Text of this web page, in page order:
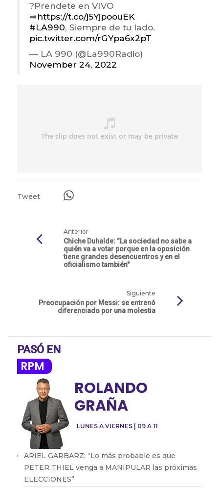
?Prendete en VIVO
➡️https://t.co/j5YjpoouEK
#LA990, Siempre de tu lado.
pic.twitter.com/rGYpa6x2pT
— LA 990 (@La990Radio)
November 24, 2022
Tweet
Anterior
Chiche Duhalde: “La sociedad no sabe a
quién va a votar porque en la oposición
tiene grandes desencuentros y en el
oficialismo también"
Siguiente
Preocupación por Messi: se entrenó
diferenciado por una molestia
PASÓ EN
RPM
LUNES A VIERNES | 09 A 11
ROLANDO
GRAÑA
ARIEL GARBARZ: “Lo más probable es que
PETER THIEL venga a MANIPULAR las próximas
ELECCIONES”